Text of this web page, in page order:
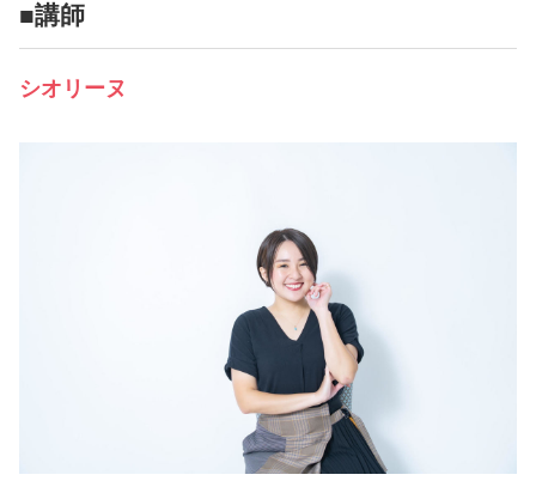
■講師
シオリーヌ